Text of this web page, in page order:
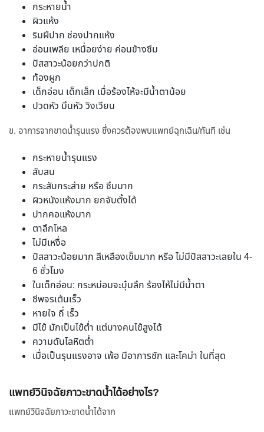
กระหายน้ำ
ผิวแห้ง
ริมฝีปาก ช่องปากแห้ง
อ่อนเพลีย เหนื่อยง่าย ค่อนข้างซึม
ปัสสาวะน้อยกว่าปกติ
ท้องผูก
เด็กอ่อน เด็กเล็ก เมื่อร้องไห้จะมีน้ำตาน้อย
ปวดหัว มึนหัว วิงเวียน
ข. อาการจากขาดน้ำรุนแรง ซึ่งควรต้องพบแพทย์ฉุกเฉิน/ทันที เช่น
กระหายน้ำรุนแรง
สับสน
กระสับกระส่าย หรือ ซึมมาก
ผิวหนังแห้งมาก ยกจับตั้งได้
ปากคอแห้งมาก
ตาลึกโหล
ไม่มีเหงื่อ
ปัสสาวะน้อยมาก สีเหลืองเข็มมาก หรือ ไม่มีปัสสาวะเลยใน 4-
6 ชั่วโมง
ในเด็กอ่อน: กระหม่อมจะบุ๋มลึก ร้องไห้ไม่มีน้ำตา
ชีพจรเต้นเร็ว
หายใจ ถี่ เร็ว
มีไข้ มักเป็นไข้ต่ำ แต่บางคนไข้สูงได้
ความดันโลหิตต่ำ
เมื่อเป็นรุนแรงอาจ เพ้อ มีอาการชัก และโคม่า ในที่สุด
แพทย์วินิจฉัยภาวะขาดน้ำได้อย่างไร?
แพทย์วินิจฉัยภาวะขาดน้ำได้จาก